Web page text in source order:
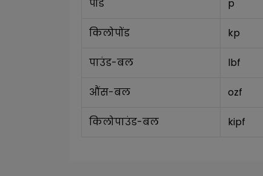
पोंड p
किलोपोंड kp
पाउंड-बल lbf
औंस-बल ozf
किलोपाउंड-बल kipf